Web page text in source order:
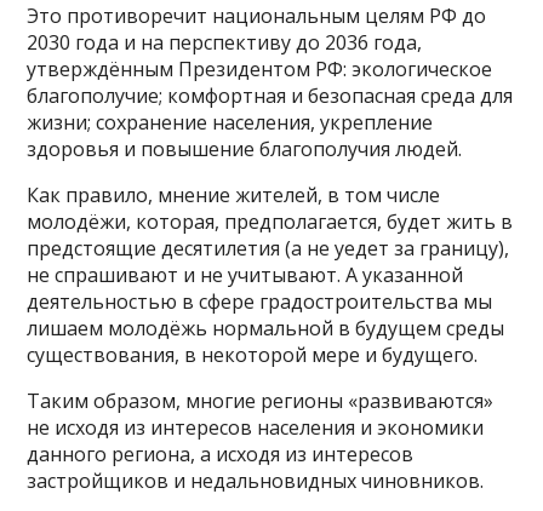
Это противоречит национальным целям РФ до
2030 года и на перспективу до 2036 года,
утверждённым Президентом РФ: экологическое
благополучие; комфортная и безопасная среда для
жизни; сохранение населения, укрепление
здоровья и повышение благополучия людей.
Как правило, мнение жителей, в том числе
молодёжи, которая, предполагается, будет жить в
предстоящие десятилетия (а не уедет за границу),
не спрашивают и не учитывают. А указанной
деятельностью в сфере градостроительства мы
лишаем молодёжь нормальной в будущем среды
существования, в некоторой мере и будущего.
Таким образом, многие регионы «развиваются»
не исходя из интересов населения и экономики
данного региона, а исходя из интересов
застройщиков и недальновидных чиновников.